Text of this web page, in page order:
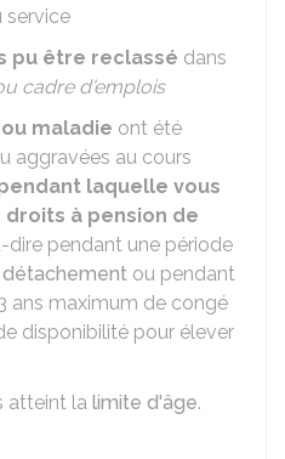
service
pu être reclassé dans
cadre d'emplois
maladie ont été
aggravées au cours
laquelle vous
à pension de
dire pendant une période
ou pendant
ans maximum de congé
disponibilité pour élever
atteint la limite d'âge.